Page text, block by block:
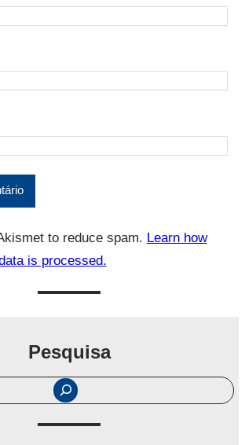
to reduce spam. Learn how
is processed.
Pesquisa